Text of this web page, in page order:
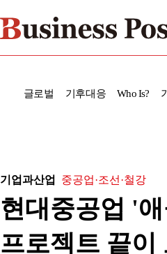
글로벌 기후대응 Who Is?
기업과산업 중공업·조선·철강
현대중공업 '
프로젝트 끝이